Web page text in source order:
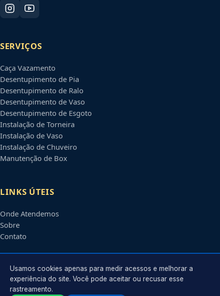
SERVIÇOS
Caça Vazamento
Desentupimento de Pia
Desentupimento de Ralo
Desentupimento de Vaso
Desentupimento de Esgoto
Instalação de Torneira
Instalação de Vaso
Instalação de Chuveiro
Manutenção de Box
LINKS ÚTEIS
Onde Atendemos
Sobre
Contato
CONTATO
Atendimento em
Usamos cookies apenas para medir acessos e melhorar a
experiência do site. Você pode aceitar ou recusar esse
rastreamento.